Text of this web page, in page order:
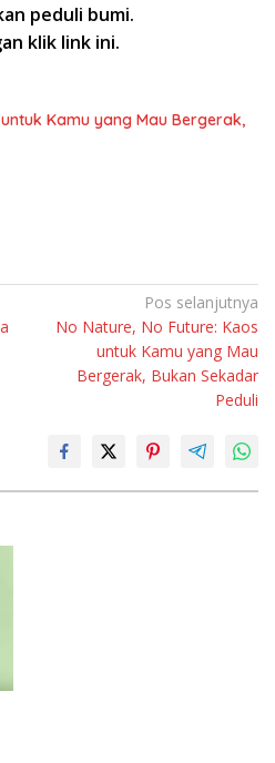
peduli bumi.
klik link ini.
Kamu yang Mau Bergerak,
Pos selanjutnya
No Nature, No Future: Kaos
untuk Kamu yang Mau
Bergerak, Bukan Sekadar
Peduli